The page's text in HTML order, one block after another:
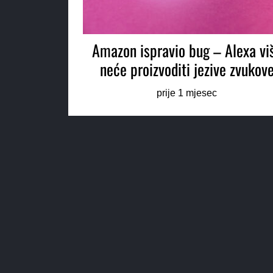
Amazon ispravio bug – Alexa
neće proizvoditi jezive
prije 1 mjesec